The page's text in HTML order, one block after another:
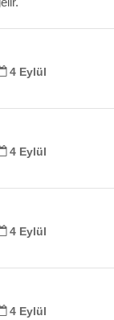
4 Eylül
4 Eylül
4 Eylül
4 Eylül